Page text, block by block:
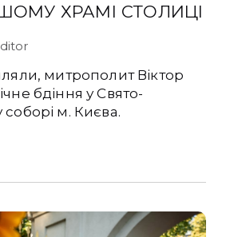
ХРАМІ СТОЛИЦІ
митрополит Віктор
бдіння у Свято-
м. Києва.